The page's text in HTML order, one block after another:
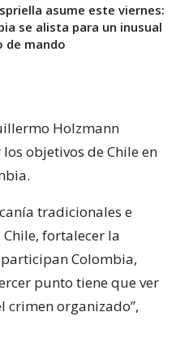
asume este viernes:
se alista para un inusual
de mando
Holzmann
objetivos de Chile en
tradicionales e
fortalecer la
Colombia,
punto tiene que ver
crimen organizado”,